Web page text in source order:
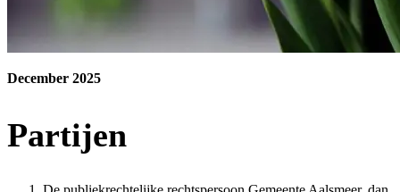
December 2025
Partijen